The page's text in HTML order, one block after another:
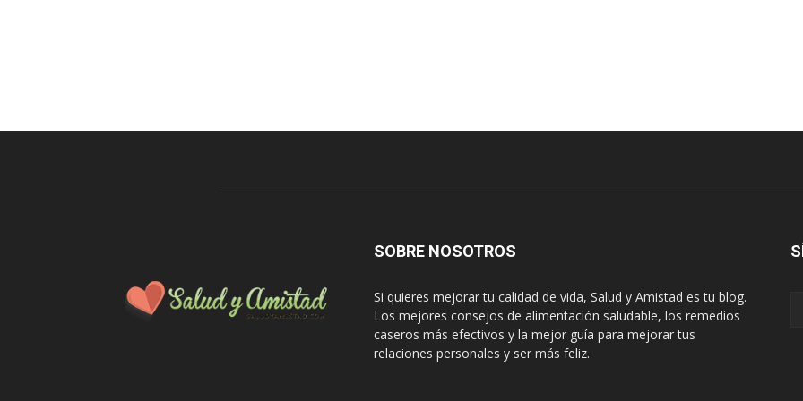
SOBRE NOSOTROS
Si quieres mejorar tu calidad de vida, Salud y Amistad es tu blog.
Los mejores consejos de alimentación saludable, los remedios
caseros más efectivos y la mejor guía para mejorar tus
relaciones personales y ser más feliz.